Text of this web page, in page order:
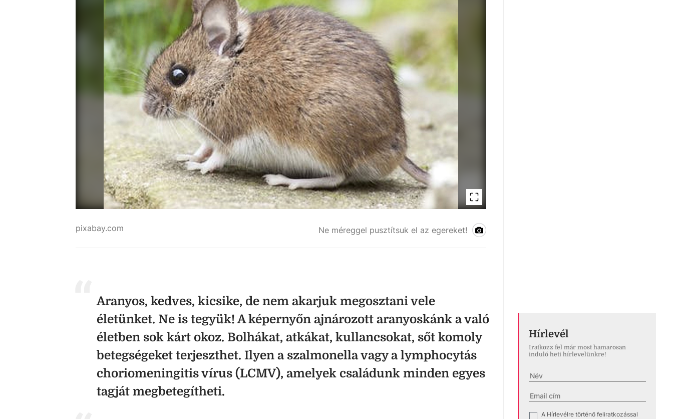
pixabay.com Ne méreggel pusztítsuk el az egereket!
Aranyos, kedves, kicsike, de nem akarjuk megosztani vele
életünket. Ne is tegyük! A képernyőn ajnározott aranyoskánk a való
életben sok kárt okoz. Bolhákat, atkákat, kullancsokat, sőt komoly
betegségeket terjeszthet. Ilyen a szalmonella vagy a lymphocytás
choriomeningitis vírus (LCMV), amelyek családunk minden egyes
tagját megbetegítheti.
Hírlevél
Iratkozz fel már most hamarosan
induló heti hírlevelünkre!
A Hírlevélre történő feliratkozással